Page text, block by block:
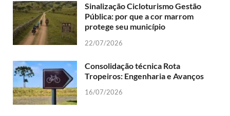
Sinalização Cicloturismo Gestão
Pública: por que a cor marrom
protege seu município
22/07/2026
Consolidação técnica Rota
Tropeiros: Engenharia e Avanços
16/07/2026